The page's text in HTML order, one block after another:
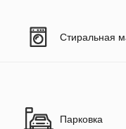
Стиральная
Парковка